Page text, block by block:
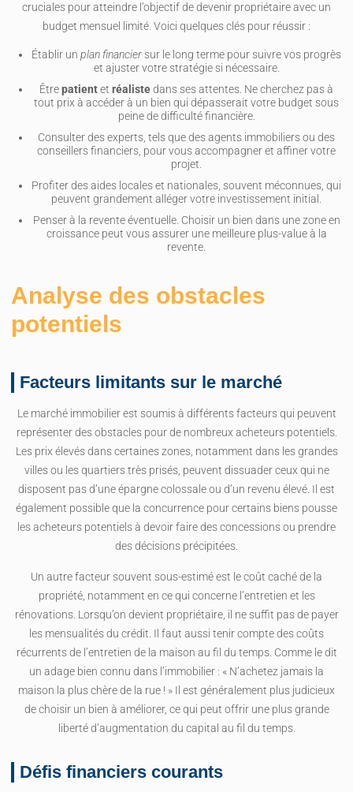
cruciales pour atteindre l’objectif de devenir propriétaire avec un
budget mensuel limité. Voici quelques clés pour réussir :
Établir un plan financier sur le long terme pour suivre vos progrès
et ajuster votre stratégie si nécessaire.
Êtrepatientet réalistedans ses attentes. Ne cherchez pas à
tout prix à accéder à un bien qui dépasserait votre budget sous
peine de difficulté financière.
Consulter des experts, tels que des agents immobiliers ou des
conseillers financiers, pour vous accompagner et affiner votre
projet.
Profiter des aides locales et nationales, souvent méconnues, qui
peuvent grandement alléger votre investissement initial.
Penser à la revente éventuelle. Choisir un bien dans une zone en
croissance peut vous assurer une meilleure plus-value à la
revente.
Analyse des obstacles
potentiels
Facteurs limitants sur le marché
Le marché immobilier est soumis à différents facteurs qui peuvent
représenter des obstacles pour de nombreux acheteurs potentiels.
Les prix élevés dans certaines zones, notamment dans les grandes
villes ou les quartiers très prisés, peuvent dissuader ceux qui ne
disposent pas d’une épargne colossale ou d’un revenu élevé. Il est
également possible que la concurrence pour certains biens pousse
les acheteurs potentiels à devoir faire des concessions ou prendre
des décisions précipitées.
Un autre facteur souvent sous-estimé est le coût caché de la
propriété, notamment en ce qui concerne l’entretien et les
rénovations. Lorsqu’on devient propriétaire, il ne suffit pas de payer
les mensualités du crédit. Il faut aussi tenir compte des coûts
récurrents de l’entretien de la maison au fil du temps. Comme le dit
un adage bien connu dans l’immobilier : « N’achetez jamais la
maison la plus chère de la rue ! » Il est généralement plus judicieux
de choisir un bien à améliorer, ce qui peut offrir une plus grande
liberté d’augmentation du capital au fil du temps.
Défis financiers courants